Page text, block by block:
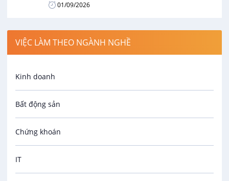
01/09/2026
VIỆC LÀM THEO NGÀNH NGHỀ
Kinh doanh
Bất động sản
Chứng khoán
IT